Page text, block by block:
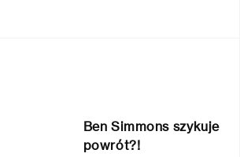
Ben Simmons szykuje
powrót?!